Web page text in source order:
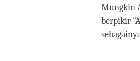
Mungkin
berpikir